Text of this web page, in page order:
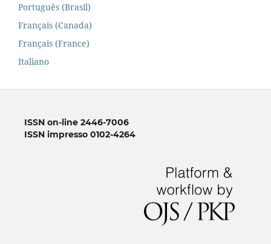
Português (Brasil)
Français (Canada)
Français (France)
Italiano
ISSN on-line 2446-7006
ISSN impresso 0102-4264